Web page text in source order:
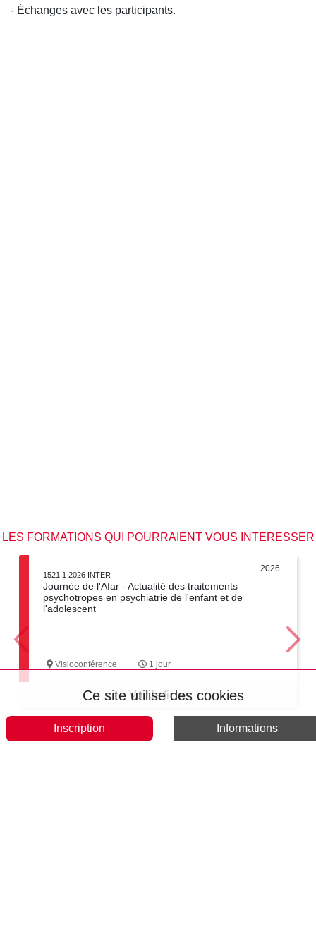
Inscription Informations
- Échanges avec les participants.
LES FORMATIONS QUI POURRAIENT VOUS INTERESSER
2026
1521 1 2026 INTER
Journée de l'Afar - Actualité des traitements
psychotropes en psychiatrie de l'enfant et de
l'adolescent
Visioconférence 1 jour
Voir la fiche
Ce site utilise des cookies
Tout interdire